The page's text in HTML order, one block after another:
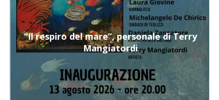
“Il respiro del mare”, personale di Terry
Mangiatordi